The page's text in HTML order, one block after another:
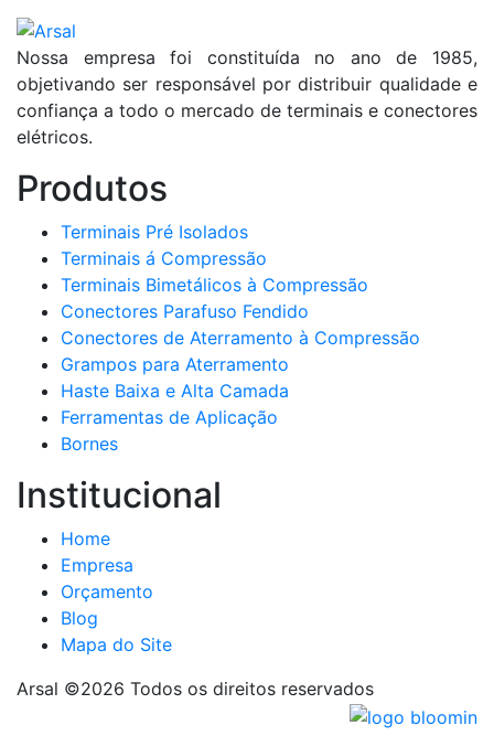
Nossa empresa foi constituída no ano de 1985,
objetivando ser responsável por distribuir qualidade e
confiança a todo o mercado de terminais e conectores
elétricos.
Produtos
Terminais Pré Isolados
Terminais á Compressão
Terminais Bimetálicos à Compressão
Conectores Parafuso Fendido
Conectores de Aterramento à Compressão
Grampos para Aterramento
Haste Baixa e Alta Camada
Ferramentas de Aplicação
Bornes
Institucional
Home
Empresa
Orçamento
Blog
Mapa do Site
Arsal ©2026 Todos os direitos reservados